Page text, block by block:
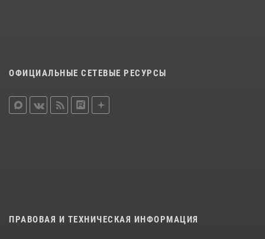
ОФИЦИАЛЬНЫЕ СЕТЕВЫЕ РЕСУРСЫ
ПРАВОВАЯ И ТЕХНИЧЕСКАЯ ИНФОРМАЦИЯ